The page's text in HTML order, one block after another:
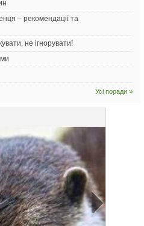
– рекомендації та
не ігнорувати!
Усі поради